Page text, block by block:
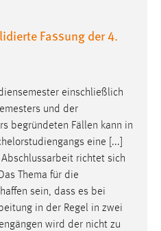
Fassung der 4.
einschließlich
und der
begründeten Fällen kann in
eine [...]
richtet sich
Thema für die
sein, dass es bei
in der Regel in zwei
wird der nicht zu